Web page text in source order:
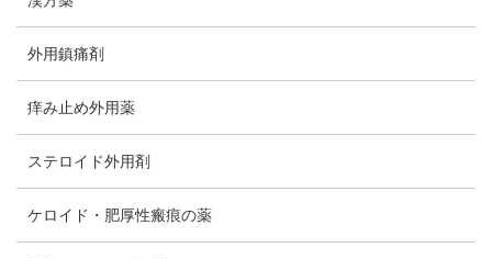
外用鎮痛剤
痒み止め外用薬
ステロイド外用剤
ケロイド・肥厚性瘢痕の薬